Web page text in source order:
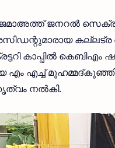
ജനറല്‍
കാപ്പില്‍
എം എച്ച്
നല്‍കി.